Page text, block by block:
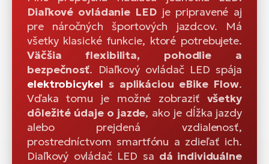
Diaľkové ovládanie LEDje pripravené aj
pre náročných športových jazdcov. Má
všetky klasické funkcie, ktoré potrebujete.
Väčšia flexibilita, pohodlie a
bezpečnosť. Diaľkový ovládač LED spája
elektrobicykel s aplikáciou eBike Flow.
Vďaka tomu je možné zobraziť všetky
dôležité údaje o jazde, ako je dĺžka jazdy
alebo prejdená vzdialenosť,
prostredníctvom smartfónu a zdieľať ich.
Diaľkový ovládač LED sa dá individuálne